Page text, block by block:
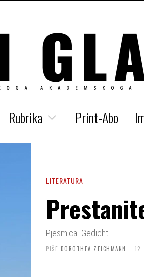
Rubrika Print-Abo
LITERATURA
Pjesmica. Gedicht.
PIŠE DOROTHEA ZEICHMANN